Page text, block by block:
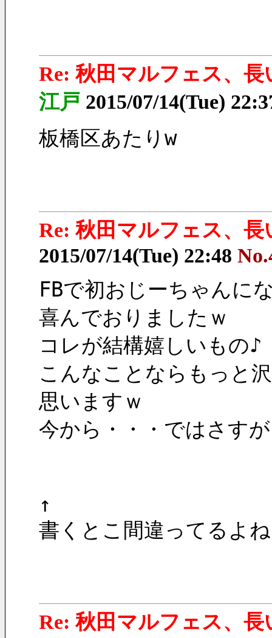
Re: 秋田マルフェス、
江戸 2015/07/14(Tue)
板橋区あたりw
Re: 秋田マルフェス、
2015/07/14(Tue) 22:48
FBで初おじーちゃんに
喜んでおりましたｗ
コレが結構嬉しいもの♪
こんなことならもっと
思いますｗ
今から・・・ではさす
↑
書くとこ間違ってるよ
Re: 秋田マルフェス、